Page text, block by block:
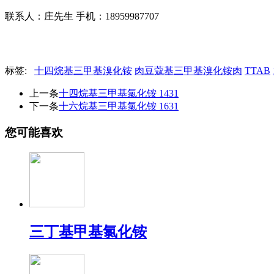
联系人：庄先生 手机：18959987707
标签: 十四烷基三甲基溴化铵 肉豆蔻基三甲基溴化铵肉 TTAB
上一条十四烷基三甲基氯化铵 1431
下一条十六烷基三甲基氯化铵 1631
您可能喜欢
三丁基甲基氯化铵